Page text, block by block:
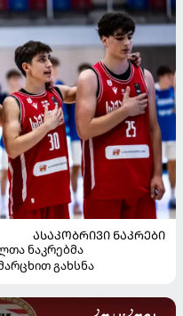
ᲐᲡᲐᲙᲝᲑᲠᲘᲕᲘ ᲜᲐᲙᲠᲔᲑᲘ
ნაკრებმა
გახსნა